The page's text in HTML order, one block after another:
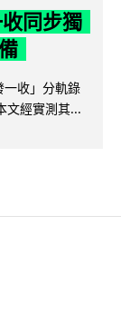
同步獨
收」分軌錄
文經實測其...